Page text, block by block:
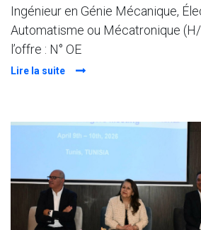
Ingénieur en Génie Mécanique,
Automatisme ou Mécatronique
l’offre : N° OE
Lire la suite